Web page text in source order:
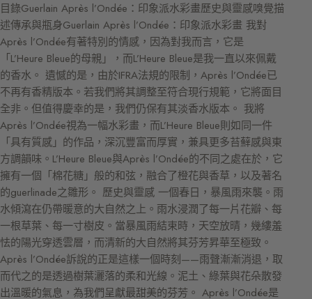
目錄Guerlain Après l’Ondée：印象派水彩畫歷史與靈感嗅覺描
述傳承與瓶身Guerlain Après l’Ondée：印象派水彩畫 我對
Après l’Ondée有著特別的情感，因為對我而言，它是
「L’Heure Bleue的母親」，而L’Heure Bleue是我一直以來佩戴
的香水。 遺憾的是，由於IFRA法規的限制，Après l’Ondée已
不再有香精版本。若我們將其調整至符合現行規範，它將面目
全非。但值得慶幸的是，我們仍保有其淡香水版本。 我將
Après l’Ondée視為一幅水彩畫，而L’Heure Bleue則如同一件
「具有質感」的作品，深沉豐富而厚實，兼具更多苔蘚感與東
方調韻味。L’Heure Bleue與Après l’Ondée的不同之處在於，它
擁有一個「棉花糖」般的和弦，融合了橙花與香草，以及著名
的guerlinade之雛形。 歷史與靈感 一個春日，暴風雨來襲。雨
水傾瀉在仍帶暖意的大自然之上。雨水浸潤了每一片花瓣、每
一根草葉、每一寸樹皮。當暴風雨結束時，天空放晴，幾縷羞
怯的陽光穿透雲層，而清新的大自然將其芬芳昇華至極致。
Après l’Ondée訴說的正是這樣一個時刻——雨聲漸漸消退，取
而代之的是透過樹葉灑落的柔和光線。泥土、綠葉與花朵散發
出溫暖的氣息，為我們呈獻最甜美的芬芳。 Après l’Ondée是